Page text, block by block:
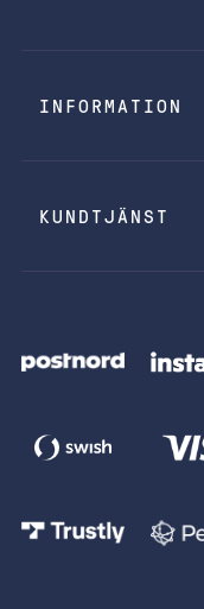
INFORMATION
KUNDTJÄNST